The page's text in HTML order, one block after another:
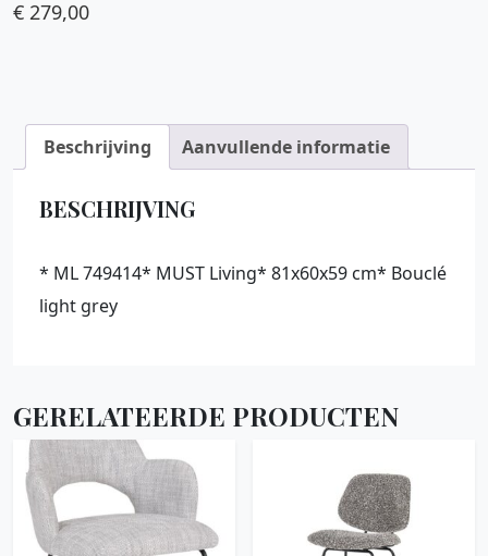
€ 279,00
Beschrijving Aanvullende informatie
BESCHRIJVING
* ML 749414* MUST Living* 81x60x59 cm* Bouclé
light grey
GERELATEERDE PRODUCTEN